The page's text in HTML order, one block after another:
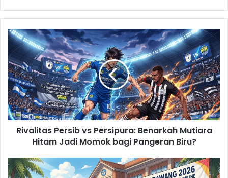
Rivalitas
Persib
vs
Persipura:
Benarkah
Mutiara
Hitam
Jadi
Momok
bagi
Pangeran
Rivalitas Persib vs Persipura: Benarkah Mutiara
Hitam Jadi Momok bagi Pangeran Biru?
Panduan
Lengkap